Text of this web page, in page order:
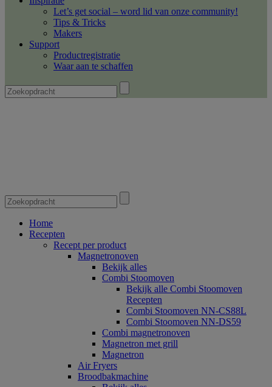
Let’s get social – word lid van onze community!
Tips & Tricks
Makers
Support
Productregistratie
Waar aan te schaffen
Home
Recepten
Recept per product
Magnetronoven
Bekijk alles
Combi Stoomoven
Bekijk alle Combi Stoomoven
Recepten
Combi Stoomoven NN-CS88L
Combi Stoomoven NN-DS59
Combi magnetronoven
Magnetron met grill
Magnetron
Air Fryers
Broodbakmachine